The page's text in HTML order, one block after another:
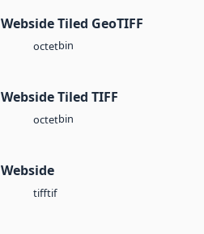
Webside Tiled GeoTIFF
octetbin
Webside Tiled TIFF
octetbin
Webside
tifftif